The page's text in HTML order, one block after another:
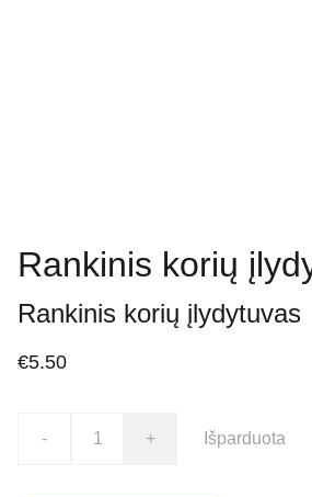
Rankinis korių
Rankinis korių įlydytuvas
€5.50
- + Išparduota